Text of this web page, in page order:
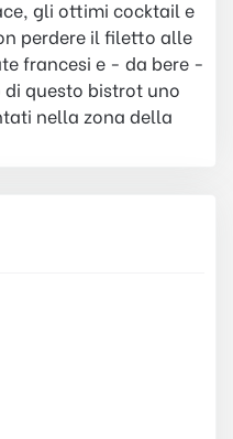
gli ottimi cocktail e
perdere il filetto alle
francesi e - da bere -
questo bistrot uno
nella zona della